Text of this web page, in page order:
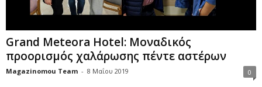
Grand Meteora Hotel: Μοναδικός
προορισμός χαλάρωσης πέντε αστέρων
Magazinomou Team - 8 Μαΐου 2019 0